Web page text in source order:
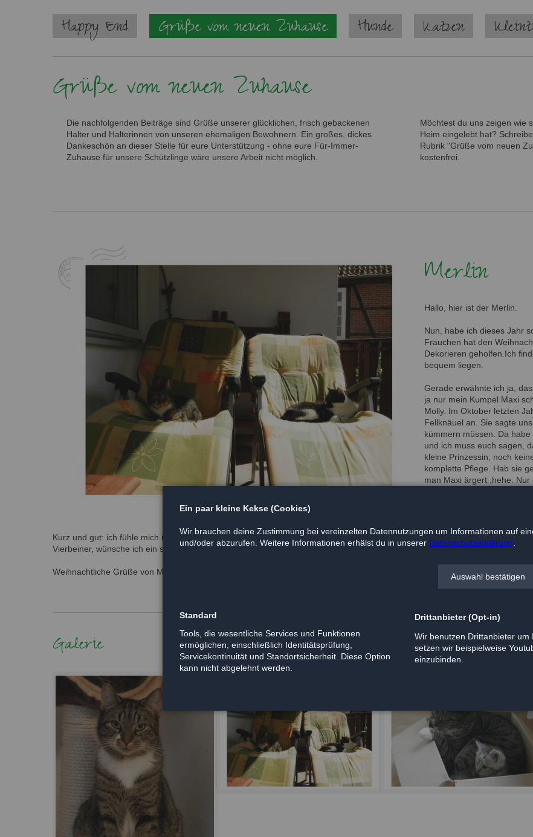
Navigation
überspringen
Happy End Grüße vom neuen Zuhause Hunde Katzen
Grüße vom neuen Zuhause
Die nachfolgenden Beiträge sind Grüße unserer glücklichen, frisch gebackenen
Halter und Halterinnen von unseren ehemaligen Bewohnern. Ein großes, dickes
Dankeschön an dieser Stelle für eure Unterstützung - ohne eure Für-Immer-
Zuhause für unsere Schützlinge wäre unsere Arbeit nicht möglich.
Möchtest du uns zeigen wie
Heim eingelebt hat?
Rubrik "Grüße vom neuen
kostenfrei.
Merlin
Hallo, hier ist der Merlin.
Nun, habe ich dieses Jahr
Frauchen hat den
Dekorieren geholfen.Ich
bequem liegen.
Gerade erwähnte ich ja,
ja nur mein Kumpel Maxi
Molly. Im Oktober letzten
Fellknäuel an. Sie sagte
kümmern müssen. Da
und ich muss euch sagen,
kleine Prinzessin, noch
komplette Pflege. Hab sie
man Maxi ärgert ,hehe. Nur
Das hat Frauchen
Mittlerweile ist die kleine
Kurz und gut: ich fühle mich in meinem Zuhause pudelwohl und wünsche ein solches auch für die momentanen Bewohner
Vierbeiner, wünsche ich ein schönes Weihnachtsfest und einen guten Rutsch ins neue Jahr!
Weihnachtliche Grüße von Merlin
Galerie
Ein paar kleine Kekse (Cookies)
Wir brauchen deine Zustimmung bei vereinzelten Datennutzungen um Informationen auf
und/oder abzurufen. Weitere Informationen erhälst du in unserer Datenschutzerklärung.
Auswahl bestätigen
Standard
Tools, die wesentliche Services und Funktionen
ermöglichen, einschließlich Identitätsprüfung,
Servicekontinuität und Standortsicherheit. Diese Option
kann nicht abgelehnt werden.
Drittanbieter (Opt-in)
Wir benutzen Drittanbieter um
setzen wir beispielweise
einzubinden.